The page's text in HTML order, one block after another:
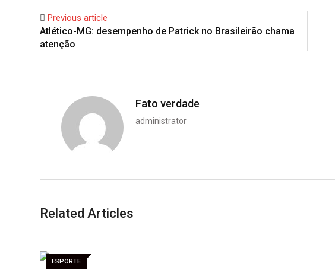
Previous article
Atlético-MG: desempenho de Patrick no Brasileirão chama
atenção
Fato verdade
administrator
Related Articles
ESPORTE